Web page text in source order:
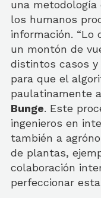
una
los humanos
información. “Lo
un montón de
distintos casos
para que el
paulatinamente
Bunge. Este
ingenieros en
también a
de plantas,
colaboración
perfeccionar